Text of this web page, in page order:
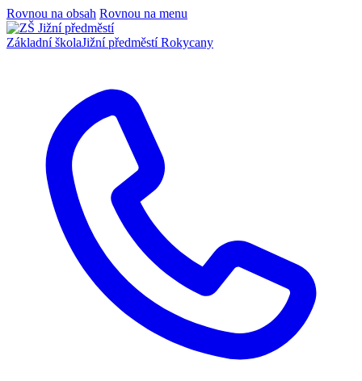
Rovnou na obsah Rovnou na menu
Základní školaJižní předměstí Rokycany